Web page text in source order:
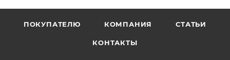
ПОКУПАТЕЛЮ КОМПАНИЯ СТАТЬИ
КОНТАКТЫ